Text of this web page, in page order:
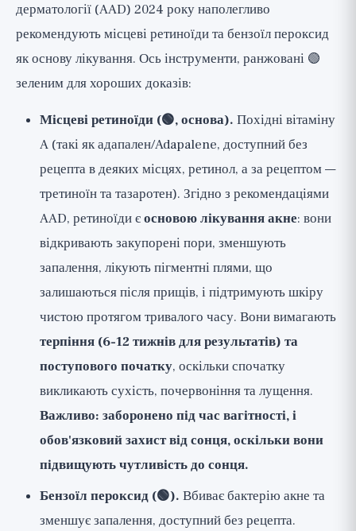
дерматології (AAD) 2024 року наполегливо
рекомендують місцеві ретиноїди та бензоїл пероксид
як основу лікування. Ось інструменти, ранжовані 🟢
зеленим для хороших доказів:
Місцеві ретиноїди (🟢, основа). Похідні вітаміну
A (такі як адапален/Adapalene, доступний без
рецепта в деяких місцях, ретинол, а за рецептом —
третиноїн та тазаротен). Згідно з рекомендаціями
AAD, ретиноїди єосновою лікування акне: вони
відкривають закупорені пори, зменшують
запалення, лікують пігментні плями, що
залишаються після прищів, і підтримують шкіру
чистою протягом тривалого часу. Вони вимагають
терпіння (6-12 тижнів для результатів) та
поступового початку, оскільки спочатку
викликають сухість, почервоніння та лущення.
Важливо: заборонено під час вагітності, і
обов'язковий захист від сонця, оскільки вони
підвищують чутливість до сонця.
Бензоїл пероксид (🟢). Вбиває бактерію акне та
зменшує запалення, доступний без рецепта.